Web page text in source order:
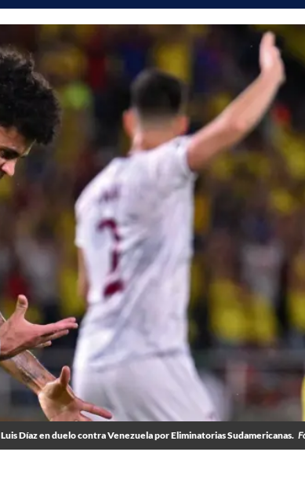
Luis Díaz en duelo contra Venezuela por Eliminatorias Sudamericanas.